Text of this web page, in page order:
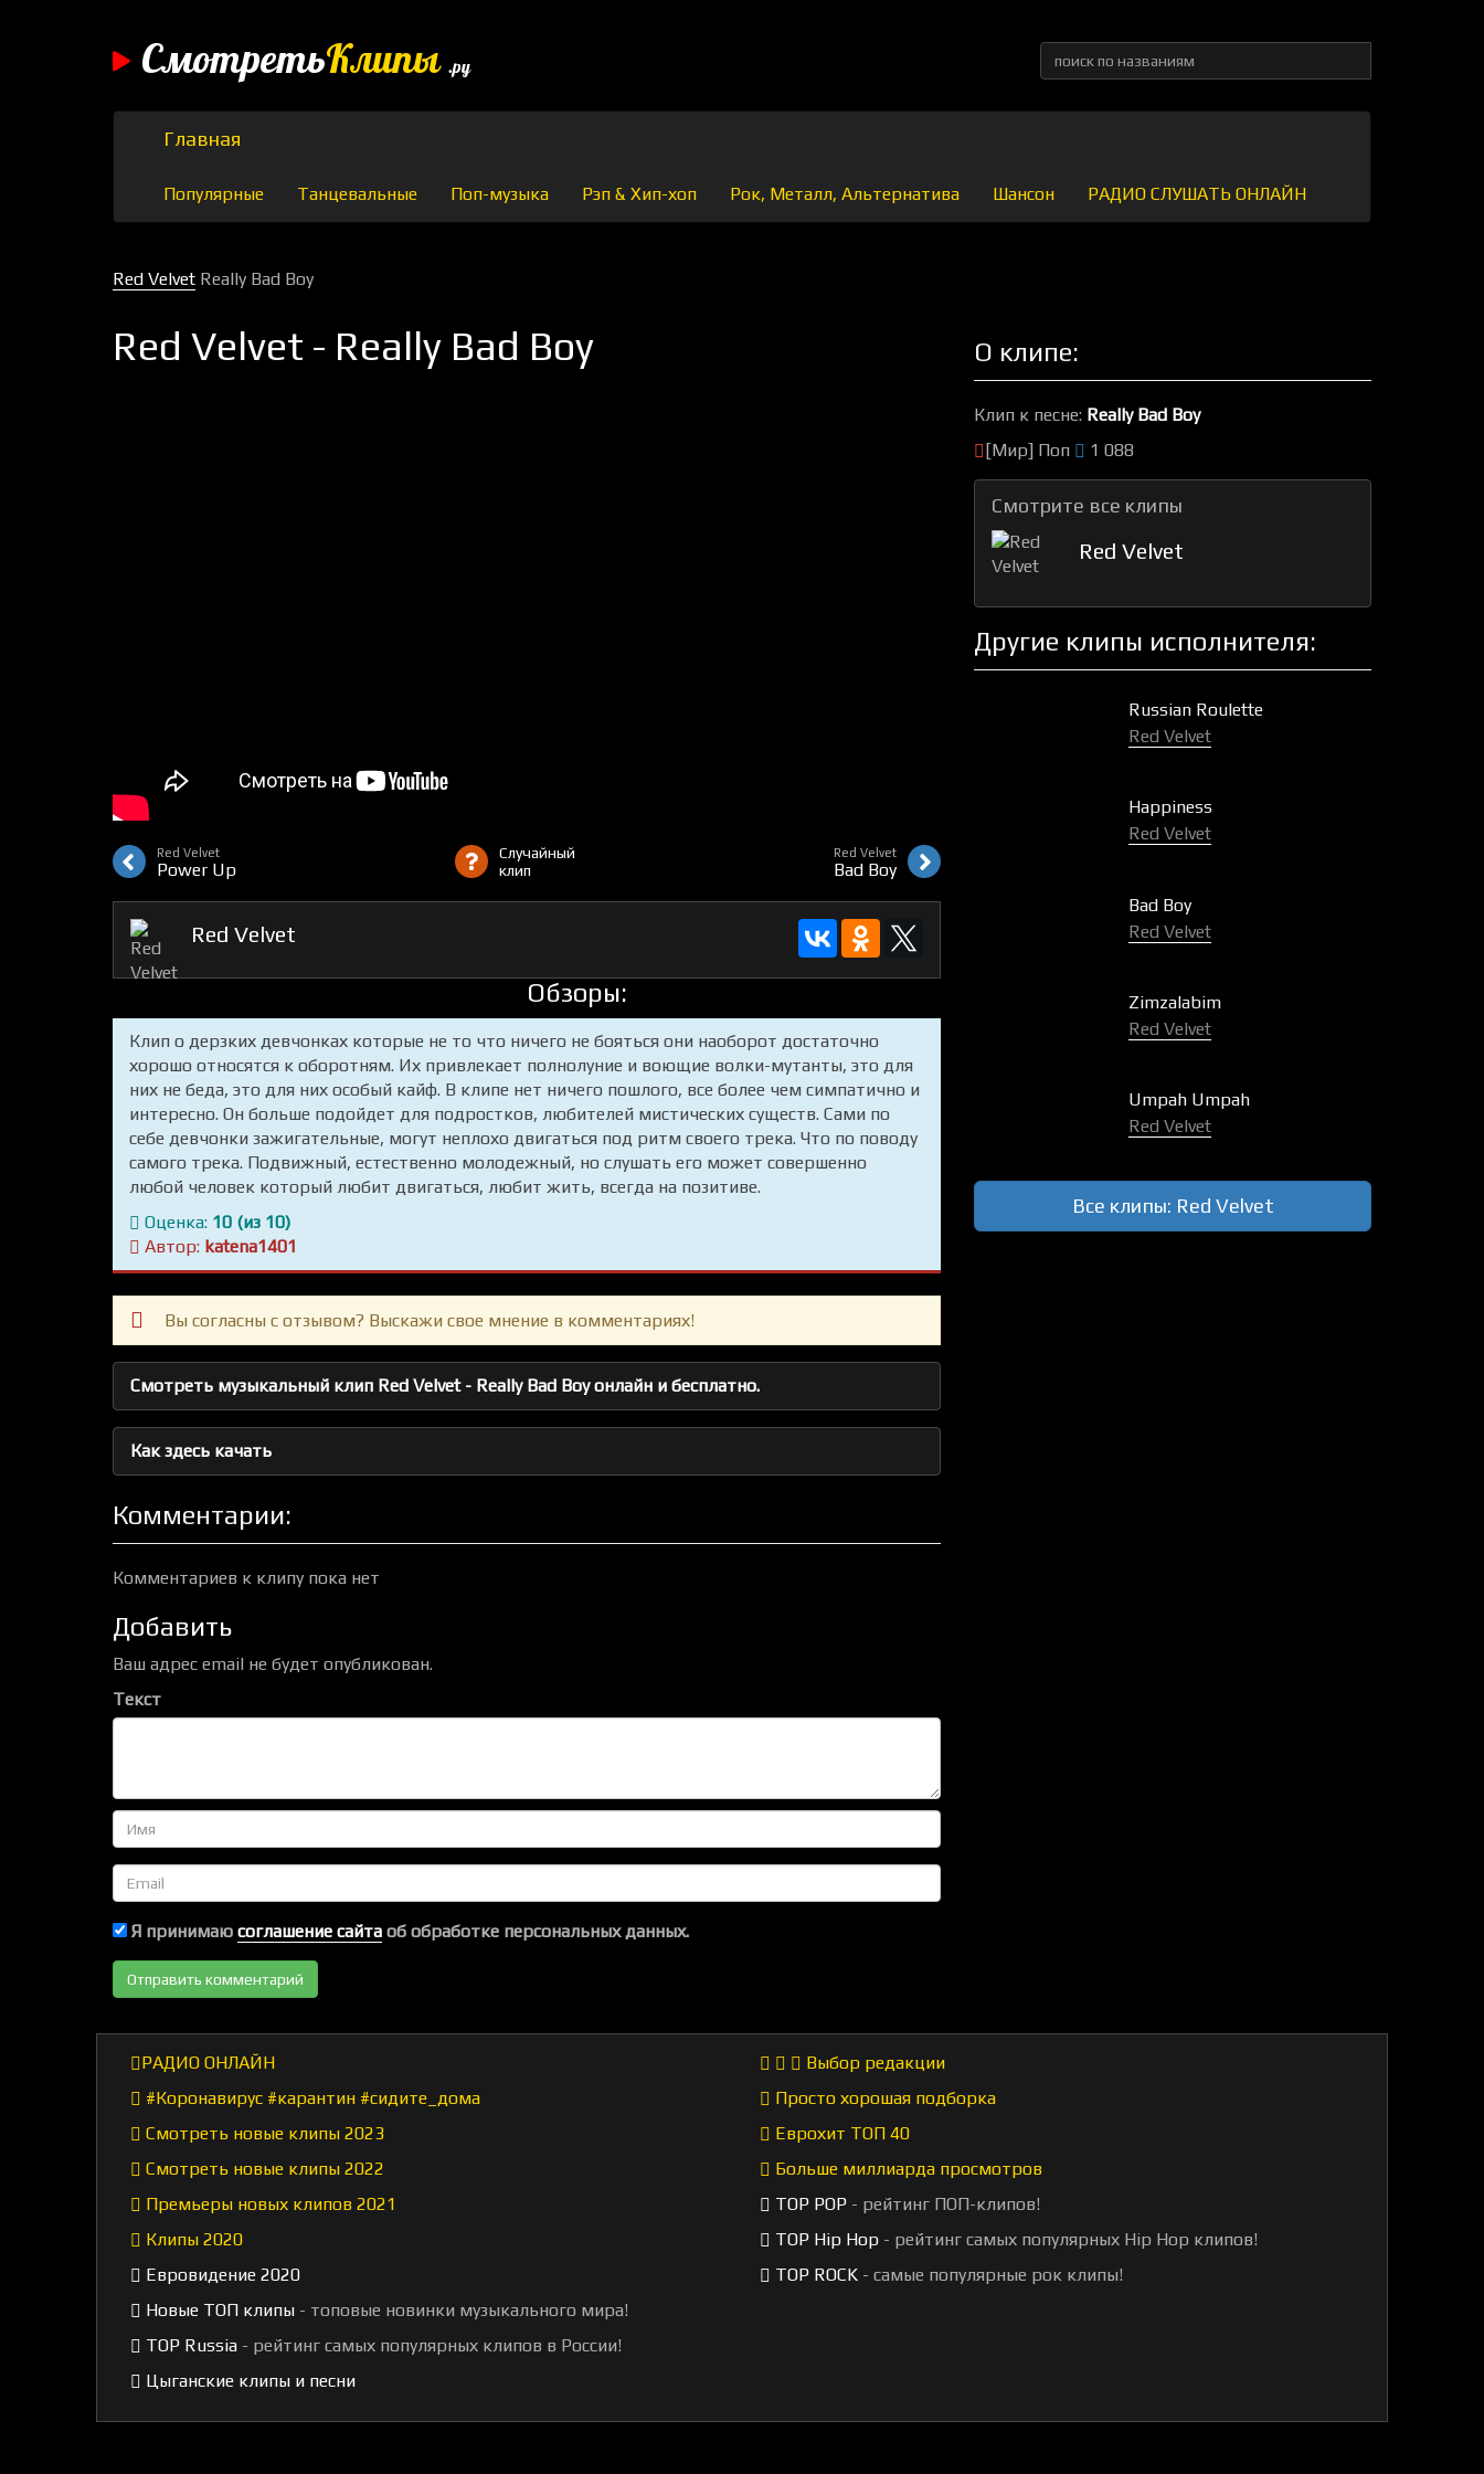
СмотретьКлипы .ру
Главная
Популярные Танцевальные Поп-музыка Рэп & Хип-хоп Рок, Металл, Альтернатива Шансон РАДИО СЛУШАТЬ ОНЛАЙН
Red Velvet Really Bad Boy
Red Velvet - Really Bad Boy
Red Velvet
Power Up
Случайный
клип
Red Velvet
Bad Boy
Red Velvet
Обзоры:
Клип о дерзких девчонках которые не то что ничего не бояться они наоборот достаточно
хорошо относятся к оборотням. Их привлекает полнолуние и воющие волки-мутанты, это для
них не беда, это для них особый кайф. В клипе нет ничего пошлого, все более чем симпатично и
интересно. Он больше подойдет для подростков, любителей мистических существ. Сами по
себе девчонки зажигательные, могут неплохо двигаться под ритм своего трека. Что по поводу
самого трека. Подвижный, естественно молодежный, но слушать его может совершенно
любой человек который любит двигаться, любит жить, всегда на позитиве.
Оценка: 10 (из 10)
Автор: katena1401
Вы согласны с отзывом? Выскажи свое мнение в комментариях!
Смотреть музыкальный клип Red Velvet - Really Bad Boy онлайн и бесплатно.
Как здесь качать
Комментарии:
Комментариев к клипу пока нет
Добавить
Ваш адрес email не будет опубликован.
Текст
Имя
Email
Я принимаю соглашение сайта об обработке персональных данных.
О клипе:
Клип к песне: Really Bad Boy
[Мир] Поп
1 088
Смотрите все клипы
Red Velvet
Другие клипы исполнителя:
Russian Roulette
Red Velvet
Happiness
Red Velvet
Bad Boy
Red Velvet
Zimzalabim
Red Velvet
Umpah Umpah
Red Velvet
Все клипы: Red Velvet
РАДИО ОНЛАЙН
#Коронавирус #карантин #сидите_дома
Смотреть новые клипы 2023
Смотреть новые клипы 2022
Премьеры новых клипов 2021
Клипы 2020
Евровидение 2020
Новые ТОП клипы - топовые новинки музыкального мира!
TOP Russia - рейтинг самых популярных клипов в России!
Цыганские клипы и песни
Выбор редакции
Просто хорошая подборка
Еврохит ТОП 40
Больше миллиарда просмотров
TOP POP - рейтинг ПОП-клипов!
TOP Hip Hop - рейтинг самых популярных Hip Hop клипов!
TOP ROCK - самые популярные рок клипы!